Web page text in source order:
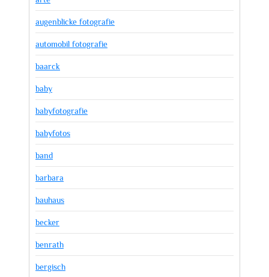
augenblicke fotografie
automobil fotografie
baarck
baby
babyfotografie
babyfotos
band
barbara
bauhaus
becker
benrath
bergisch